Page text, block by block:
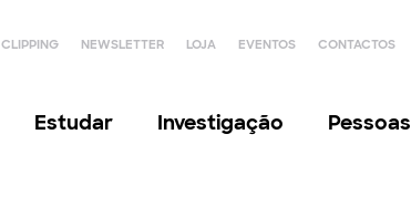
CLIPPING NEWSLETTER LOJA EVENTOS CONTACTOS
Estudar Investigação Pessoas